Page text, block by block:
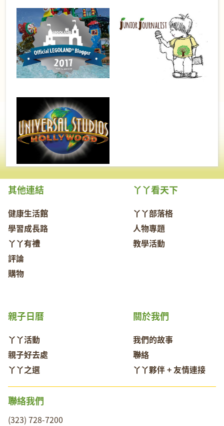
其他連結
健康生活館
學習成長路
丫丫有禮
評論
購物
丫丫看天下
丫丫部落格
人物專題
教學活動
關於我們
我們的故事
聯絡
丫丫夥伴 + 友情連接
親子日曆
丫丫活動
親子好去處
丫丫之選
聯絡我們
(323) 728-7200